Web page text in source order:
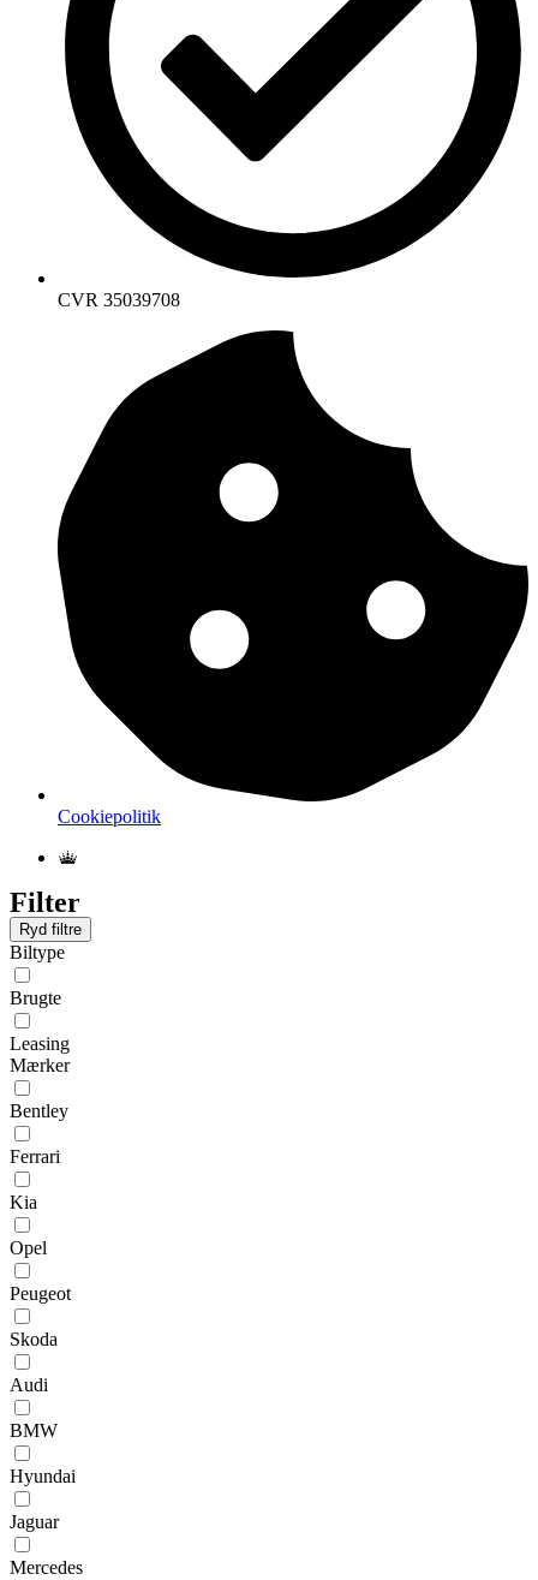
CVR 35039708
Cookiepolitik
Filter
Ryd filtre
Biltype
Brugte
Leasing
Mærker
Bentley
Ferrari
Kia
Opel
Peugeot
Skoda
Audi
BMW
Hyundai
Jaguar
Mercedes